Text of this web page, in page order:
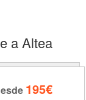
a Altea
195€